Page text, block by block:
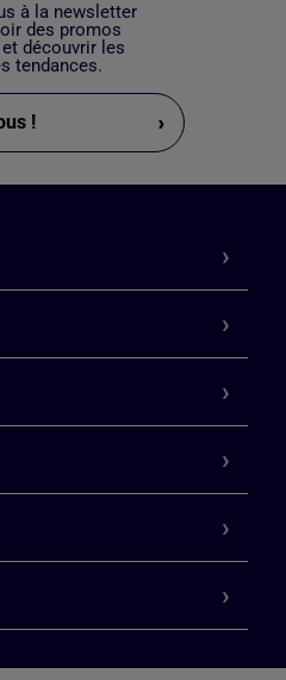
à la newsletter
des promos
découvrir les
tendances.
! ›